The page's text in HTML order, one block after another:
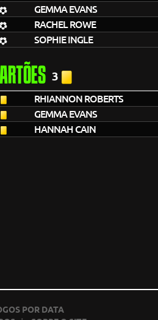
GEMMA EVANS
RACHEL ROWE
SOPHIE INGLE
3
RHIANNON ROBERTS
GEMMA EVANS
HANNAH CAIN
POR DATA